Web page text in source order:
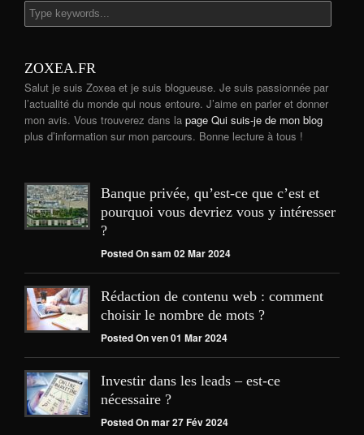
ZOXEA.FR
Salut je suis Zoxea et je suis blogueuse. Je suis passionnée par
l’actualité du monde qui nous entoure. J’aime en parler et donner
mon avis. Vous trouverez dans la page Qui suis-je de mon blog
plus d’information sur mon parcours. Bonne lecture à tous !
Banque privée, qu’est-ce que c’est et
pourquoi vous devriez vous y intéresser
?
Posted On sam 02 Mar 2024
Rédaction de contenu web : comment
choisir le nombre de mots ?
Posted On ven 01 Mar 2024
Investir dans les leads – est-ce
nécessaire ?
Posted On mar 27 Fév 2024